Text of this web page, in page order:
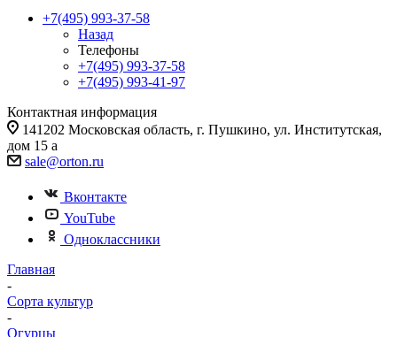
+7(495) 993-37-58
Назад
Телефоны
+7(495) 993-37-58
+7(495) 993-41-97
Контактная информация
141202 Московская область, г. Пушкино, ул. Институтская,
дом 15 а
sale@orton.ru
Вконтакте
YouTube
Одноклассники
Главная
-
Сорта культур
-
Огурцы